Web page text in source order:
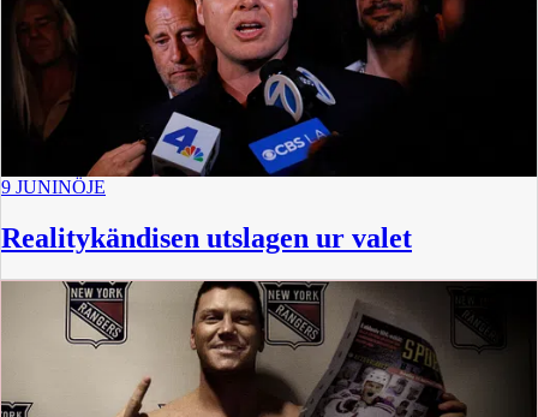
9 JUNINÖJE
Realitykändisen utslagen ur valet